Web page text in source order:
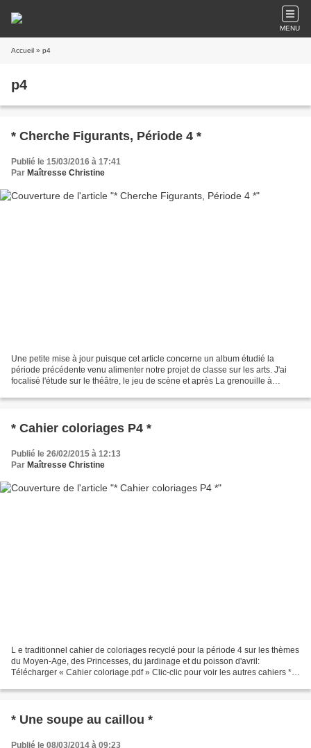
MENU
Accueil » p4
p4
* Cherche Figurants, Période 4 *
Publié le 15/03/2016 à 17:41
Par Maîtresse Christine
Une petite mise à jour puisque cet article concerne un album étudié la
période précédente venu alimenter notre projet de classe sur les arts. J'ai
focalisé l'étude sur le théâtre, le jeu de scène et après La grenouille à
* Cahier coloriages P4 *
Publié le 26/02/2015 à 12:13
Par Maîtresse Christine
L e traditionnel cahier de coloriages recyclé pour la période 4 sur les thèmes
du Moyen-Age, des Princesses, du jardinage et du poisson d'avril:
Télécharger « Cahier coloriage.pdf » Clic-clic pour voir les autres cahiers * ~
* Une soupe au caillou *
Publié le 08/03/2014 à 09:23